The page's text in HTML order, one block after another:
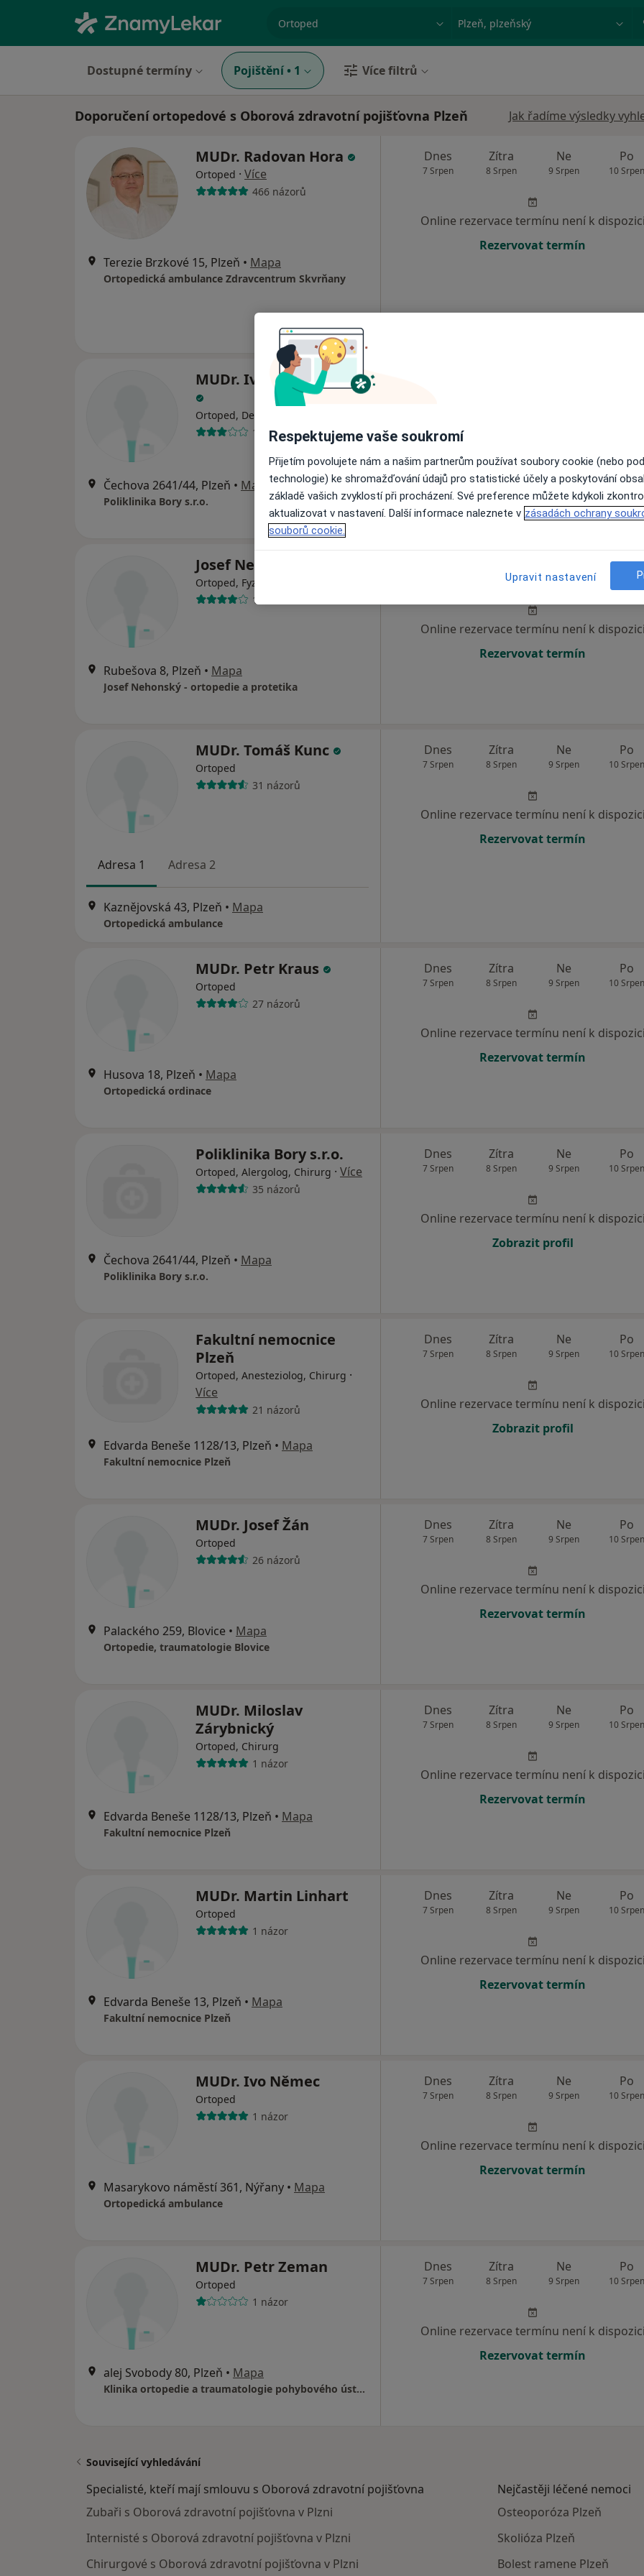
Město nebo region
Dostupné termíny Pojištění • 1 Více filtrů
Doporučení ortopedové s Oborová zdravotní pojišťovna Plzeň Jak řadíme výsledky
MUDr. Radovan Hora
Ortoped · Více
466 názorů
Terezie Brzkové 15, Plzeň • Mapa
Ortopedická ambulance Zdravcentrum Skvrňany
Dnes
7 Srpen
Zítra
8 Srpen
Ne
9 Srpen
Po
10 Srpen
Online rezervace termínu není k dispozici
Rezervovat termín
MUDr. Iveta Pivovarová
Ortoped, Dermatolog
13 názorů
Čechova 2641/44, Plzeň • Mapa
Poliklinika Bory s.r.o.
Online rezervace termínu není k dispozici
Rezervovat termín
Josef Nehonský
Ortoped, Fyzioterapeut
1 názor
Rubešova 8, Plzeň • Mapa
Josef Nehonský - ortopedie a protetika
8 Srpen 9 Srpen
Po
10 Srpen
Online rezervace termínu není k dispozici
Rezervovat termín
MUDr. Tomáš Kunc
Ortoped
31 názorů
Adresa 1 Adresa 2
Kaznějovská 43, Plzeň • Mapa
Ortopedická ambulance
Dnes
7 Srpen
Zítra
8 Srpen
Ne
9 Srpen
Po
10 Srpen
Online rezervace termínu není k dispozici
Rezervovat termín
MUDr. Petr Kraus
Ortoped
27 názorů
Husova 18, Plzeň • Mapa
Ortopedická ordinace
Dnes
7 Srpen
Zítra
8 Srpen
Ne
9 Srpen
Po
10 Srpen
Online rezervace termínu není k dispozici
Rezervovat termín
Poliklinika Bory s.r.o.
Ortoped, Alergolog, Chirurg · Více
35 názorů
Čechova 2641/44, Plzeň • Mapa
Poliklinika Bory s.r.o.
Dnes
7 Srpen
Zítra
8 Srpen
Ne
9 Srpen
Po
10 Srpen
Online rezervace termínu není k dispozici
Zobrazit profil
Fakultní nemocnice
Plzeň
Ortoped, Anesteziolog, Chirurg ·
Více
21 názorů
Edvarda Beneše 1128/13, Plzeň • Mapa
Fakultní nemocnice Plzeň
Dnes
7 Srpen
Zítra
8 Srpen
Ne
9 Srpen
Po
10 Srpen
Online rezervace termínu není k dispozici
Zobrazit profil
MUDr. Josef Žán
Ortoped
26 názorů
Palackého 259, Blovice • Mapa
Ortopedie, traumatologie Blovice
Dnes
7 Srpen
Zítra
8 Srpen
Ne
9 Srpen
Po
10 Srpen
Online rezervace termínu není k dispozici
Rezervovat termín
MUDr. Miloslav
Zárybnický
Ortoped, Chirurg
1 názor
Edvarda Beneše 1128/13, Plzeň • Mapa
Fakultní nemocnice Plzeň
Dnes
7 Srpen
Zítra
8 Srpen
Ne
9 Srpen
Po
10 Srpen
Online rezervace termínu není k dispozici
Rezervovat termín
MUDr. Martin Linhart
Ortoped
1 názor
Edvarda Beneše 13, Plzeň • Mapa
Fakultní nemocnice Plzeň
Dnes
7 Srpen
Zítra
8 Srpen
Ne
9 Srpen
Po
10 Srpen
Online rezervace termínu není k dispozici
Rezervovat termín
MUDr. Ivo Němec
Ortoped
1 názor
Masarykovo náměstí 361, Nýřany • Mapa
Ortopedická ambulance
Dnes
7 Srpen
Zítra
8 Srpen
Ne
9 Srpen
Po
10 Srpen
Online rezervace termínu není k dispozici
Rezervovat termín
MUDr. Petr Zeman
Ortoped
1 názor
alej Svobody 80, Plzeň • Mapa
Klinika ortopedie a traumatologie pohybového ústrojí
Dnes
7 Srpen
Zítra
8 Srpen
Ne
9 Srpen
Po
10 Srpen
Online rezervace termínu není k dispozici
Rezervovat termín
Související vyhledávání
Specialisté, kteří mají smlouvu s Oborová zdravotní pojišťovna
Zubaři s Oborová zdravotní pojišťovna v Plzni
Internisté s Oborová zdravotní pojišťovna v Plzni
Chirurgové s Oborová zdravotní pojišťovna v Plzni
Nejčastěji léčené nemoci
Osteoporóza Plzeň
Skolióza Plzeň
Bolest ramene Plzeň
Respektujeme vaše soukromí
Přijetím povolujete nám a našim partnerům používat soubory cookie (nebo
technologie) ke shromažďování údajů pro statistické účely a poskytování
základě vašich zvyklostí při procházení. Své preference můžete kdykoli
aktualizovat v nastavení. Další informace naleznete v zásadách ochrany
souborů cookie.
Upravit nastavení